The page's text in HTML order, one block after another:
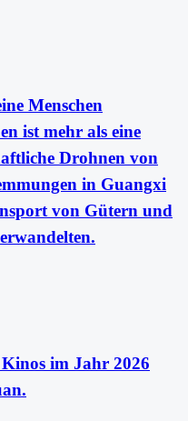
Menschen
ist mehr als eine
Drohnen von
in Guangxi
von Gütern und
im Jahr 2026